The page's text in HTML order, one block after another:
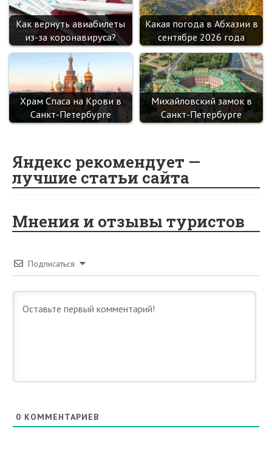
Как вернуть авиабилеты
из-за коронавируса?
Какая погода в Абхазии в
сентябре 2026 года
Храм Спаса на Крови в
Санкт-Петербурге
Михайловский замок в
Санкт-Петербурге
Яндекс рекомендует —
лучшие статьи сайта
Мнения и отзывы туристов
Подписаться
0 КОММЕНТАРИЕВ